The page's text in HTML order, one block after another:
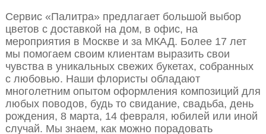
Сервис «Палитра» предлагает большой выбор
цветов с доставкой на дом, в офис, на
мероприятия в Москве и за МКАД. Более 17 лет
мы помогаем своим клиентам выразить свои
чувства в уникальных свежих букетах, собранных
с любовью. Наши флористы обладают
многолетним опытом оформления композиций для
любых поводов, будь то свидание, свадьба, день
рождения, 8 марта, 14 февраля, юбилей или иной
случай. Мы знаем, как можно порадовать